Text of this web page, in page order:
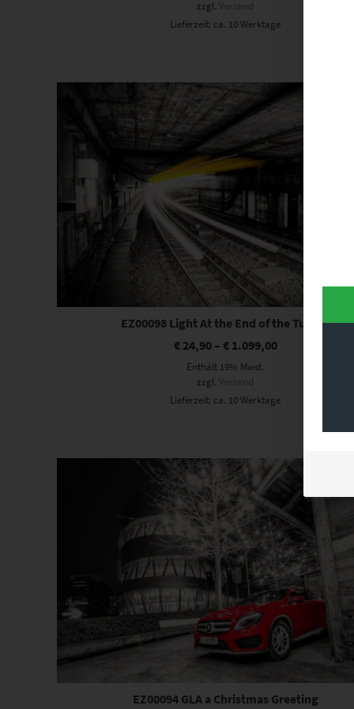
zzgl.Versand
Lieferzeit: ca. 10 Werktage
Dieses Produkt weist mehrere Varianten auf. Die Optionen können auf der Produktseite gewählt werden
EZ00098 Light At the End of the Tunnel
€24,90– €1.099,00
Enthält 19% Mwst.
zzgl.Versand
Lieferzeit: ca. 10 Werktage
Dieses Produkt weist mehrere Varianten auf. Die Optionen können auf der Produktseite gewählt werden
EZ00094 GLA a Christmas Greeting